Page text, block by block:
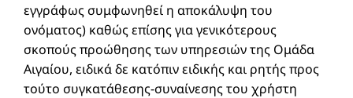
εγγράφως συμφωνηθεί η αποκάλυψη του
ονόματος) καθώς επίσης για γενικότερους
σκοπούς προώθησης των υπηρεσιών της Ομάδα
Αιγαίου, ειδικά δε κατόπιν ειδικής και ρητής προς
τούτο συγκατάθεσης-συναίνεσης του χρήστη